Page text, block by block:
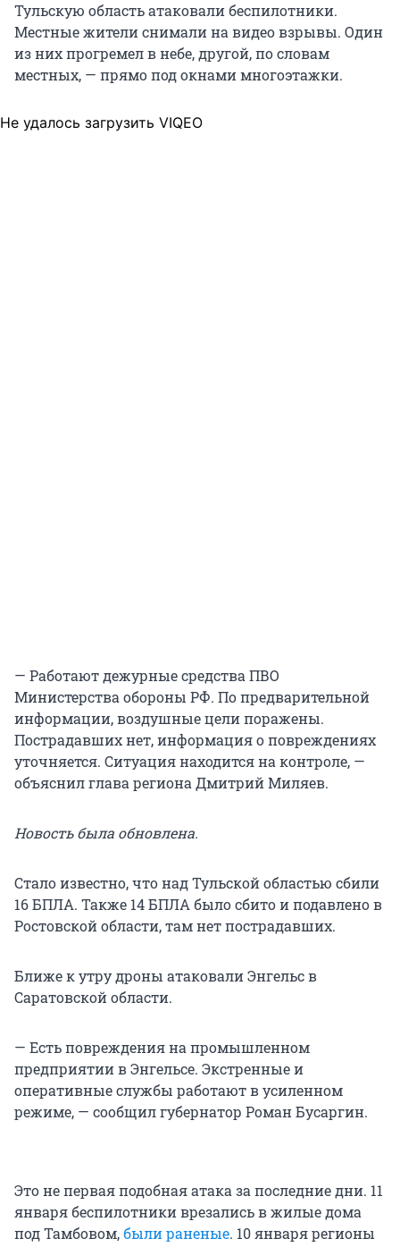
Тульскую область атаковали беспилотники.
Местные жители снимали на видео взрывы. Один
из них прогремел в небе, другой, по словам
местных, — прямо под окнами многоэтажки.
Не удалось загрузить VIQEO
— Работают дежурные средства ПВО
Министерства обороны РФ. По предварительной
информации, воздушные цели поражены.
Пострадавших нет, информация о повреждениях
уточняется. Ситуация находится на контроле, —
объяснил глава региона Дмитрий Миляев.
Новость была обновлена.
Стало известно, что над Тульской областью сбили
16 БПЛА. Также 14 БПЛА было сбито и подавлено в
Ростовской области, там нет пострадавших.
Ближе к утру дроны атаковали Энгельс в
Саратовской области.
— Есть повреждения на промышленном
предприятии в Энгельсе. Экстренные и
оперативные службы работают в усиленном
режиме, — сообщил губернатор Роман Бусаргин.
Это не первая подобная атака за последние дни. 11
января беспилотники врезались в жилые дома
под Тамбовом,были раненые. 10 января регионы